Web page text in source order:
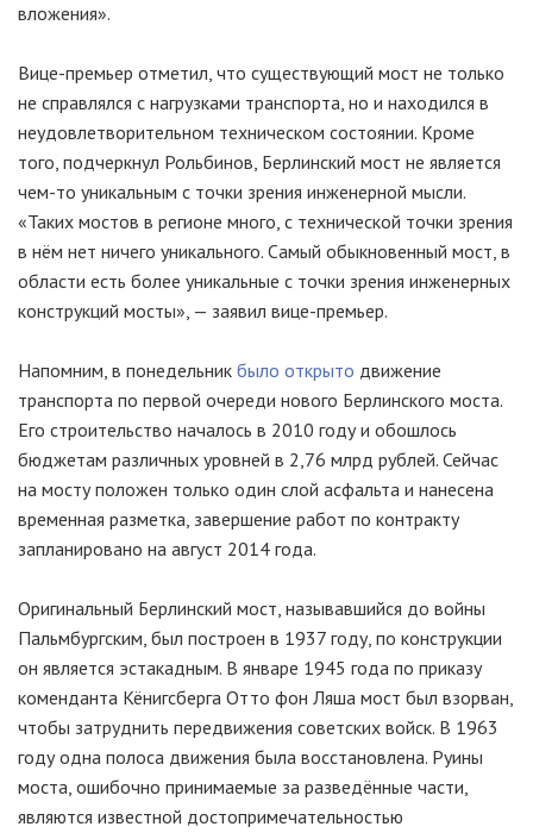
вложения».
Вице-премьер отметил, что существующий мост не только
не справлялся с нагрузками транспорта, но и находился в
неудовлетворительном техническом состоянии. Кроме
того, подчеркнул Рольбинов, Берлинский мост не является
чем-то уникальным с точки зрения инженерной мысли.
«Таких мостов в регионе много, с технической точки зрения
в нём нет ничего уникального. Самый обыкновенный мост, в
области есть более уникальные с точки зрения инженерных
конструкций мосты», — заявил вице-премьер.
Напомним, в понедельник было открыто движение
транспорта по первой очереди нового Берлинского моста.
Его строительство началось в 2010 году и обошлось
бюджетам различных уровней в 2,76 млрд рублей. Сейчас
на мосту положен только один слой асфальта и нанесена
временная разметка, завершение работ по контракту
запланировано на август 2014 года.
Оригинальный Берлинский мост, называвшийся до войны
Пальмбургским, был построен в 1937 году, по конструкции
он является эстакадным. В январе 1945 года по приказу
коменданта Кёнигсберга Отто фон Ляша мост был взорван,
чтобы затруднить передвижения советских войск. В 1963
году одна полоса движения была восстановлена. Руины
моста, ошибочно принимаемые за разведённые части,
являются известной достопримечательностью